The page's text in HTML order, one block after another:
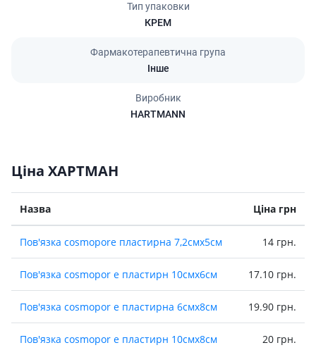
Тип упаковки
КРЕМ
Фармакотерапевтична група
Інше
Виробник
HARTMANN
Ціна ХАРТМАН
Назва Ціна грн
Пов'язка cosmoporе пластирна 7,2смх5см 14 грн.
Пов'язка cosmopor e пластирн 10смх6см 17.10 грн.
Пов'язка cosmopor е пластирна 6смх8см 19.90 грн.
Пов'язка cosmopor e пластирн 10смх8см 20 грн.